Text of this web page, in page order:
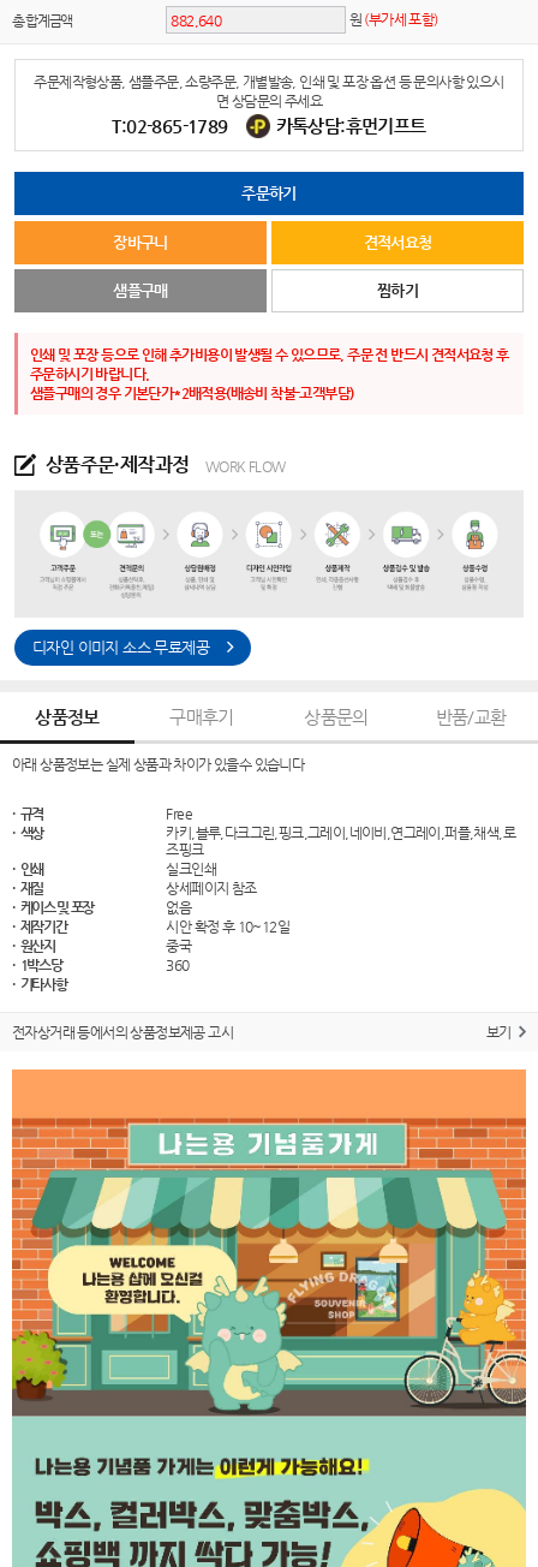
총 합계금액 원 (부가세 포함)
주문제작형상품, 샘플주문, 소량주문, 개별발송, 인쇄 및 포장 옵션 등 문의사항 있으시
면 상담문의 주세요
T:02-865-1789 카톡상담:휴먼기프트
주문하기
장바구니 견적서요청
샘플구매 찜하기
인쇄 및 포장 등으로 인해 추가비용이 발생될 수 있으므로, 주문 전 반드시 견적서요청 후
주문하시기 바랍니다.
샘플구매의 경우 기본단가*2배적용(배송비 착불-고객부담)
상품주문·제작과정 WORK FLOW
디자인 이미지 소스 무료제공
상품정보 구매후기 상품문의 반품/교환
아래 상품정보는 실제 상품과 차이가 있을수 있습니다
· 규격
Free
· 색상
카키,블루,다크그린,핑크,그레이,네이비,연그레이,퍼플,채색,로
즈핑크
· 인쇄
실크인쇄
· 재질
상세페이지 참조
· 케이스 및 포장
없음
· 제작기간
시안 확정 후 10~12일
· 원산지
중국
· 1박스당
360
· 기타사항
전자상거래 등에서의 상품정보제공 고시 보기